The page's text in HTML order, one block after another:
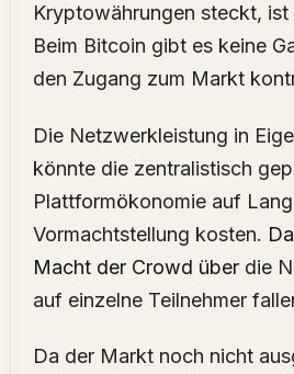
Kryptowährungen steckt, ist
Beim Bitcoin gibt es keine
den Zugang zum Markt
Die Netzwerkleistung in
könnte die zentralistisch
Plattformökonomie auf
Vormachtstellung kosten.
Macht der Crowd überdie
auf einzelne Teilnehmer
Da der Markt noch nicht